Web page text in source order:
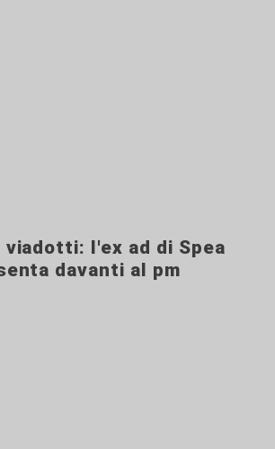
l'ex ad di Spea
davanti al pm